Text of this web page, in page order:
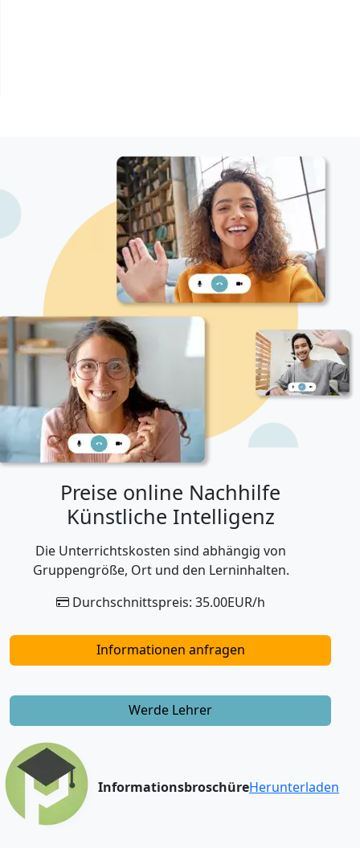
Preise online Nachhilfe
Künstliche Intelligenz
Die Unterrichtskosten sind abhängig von
Gruppengröße, Ort und den Lerninhalten.
Durchschnittspreis: 35.00EUR/h
Informationen anfragen
Werde Lehrer
InformationsbroschüreHerunterladen